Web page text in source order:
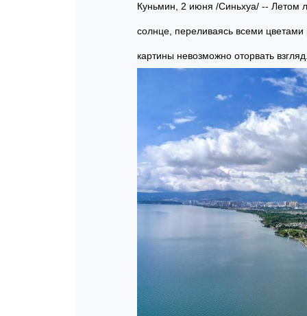
Куньмин, 2 июня /Синьхуа/ -- Летом
солнце, переливаясь всеми
картины невозможно оторвать